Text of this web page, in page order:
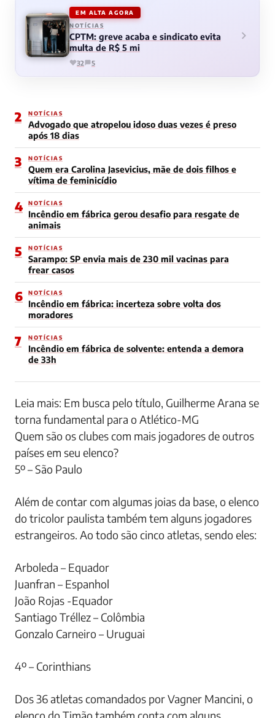
EM ALTA AGORA
NOTÍCIAS
CPTM: greve acaba e sindicato evita
multa de R$ 5 mi
32 5
2 NOTÍCIAS
Advogado que atropelou idoso duas vezes é preso
após 18 dias
3 NOTÍCIAS
Quem era Carolina Jasevicius, mãe de dois filhos e
vítima de feminicídio
4 NOTÍCIAS
Incêndio em fábrica gerou desafio para resgate de
animais
5 NOTÍCIAS
Sarampo: SP envia mais de 230 mil vacinas para
frear casos
6 NOTÍCIAS
Incêndio em fábrica: incerteza sobre volta dos
moradores
7 NOTÍCIAS
Incêndio em fábrica de solvente: entenda a demora
de 33h
Leia mais: Em busca pelo título, Guilherme Arana se
torna fundamental para o Atlético-MG
Quem são os clubes com mais jogadores de outros
países em seu elenco?
5º – São Paulo
Além de contar com algumas joias da base, o elenco
do tricolor paulista também tem alguns jogadores
estrangeiros. Ao todo são cinco atletas, sendo eles:
Arboleda – Equador
Juanfran – Espanhol
João Rojas -Equador
Santiago Tréllez – Colômbia
Gonzalo Carneiro – Uruguai
4º – Corinthians
Dos 36 atletas comandados por Vagner Mancini, o